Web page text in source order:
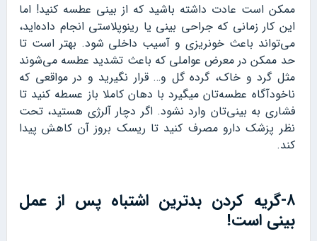
ممکن است عادت داشته باشید که از بینی عطسه کنید! اما
این کار زمانی که جراحی بینی یا رینوپلاستی انجام داده‌اید،
می‌تواند باعث خونریزی و آسیب داخلی شود. بهتر است تا
حد ممکن در معرض عواملی که باعث تشدید عطسه می‌شوند
مثل گرد و خاک، گرده گل و… قرار نگیرید و در مواقعی که
ناخودآگاه عطسه‌تان میگیرد با دهان کاملا باز عسطه کنید تا
فشاری به بینی‌تان وارد نشود. اگر دچار آلرژی هستید، تحت
نظر پزشک دارو مصرف کنید تا ریسک بروز آن کاهش پیدا
کند.
۸-گریه کردن بدترین اشتباه پس از عمل
بینی است!